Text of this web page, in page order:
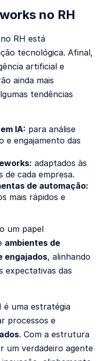
no RH
RH está
tecnológica. Afinal,
artificial e
ainda mais
tendências
IA: para análise
e engajamento das
adaptados às
de cada empresa.
de automação:
mais rápidos e
um papel
ambientes de
engajados, alinhando
expectativas das
uma estratégia
processos e
. Com a estrutura
um verdadeiro agente